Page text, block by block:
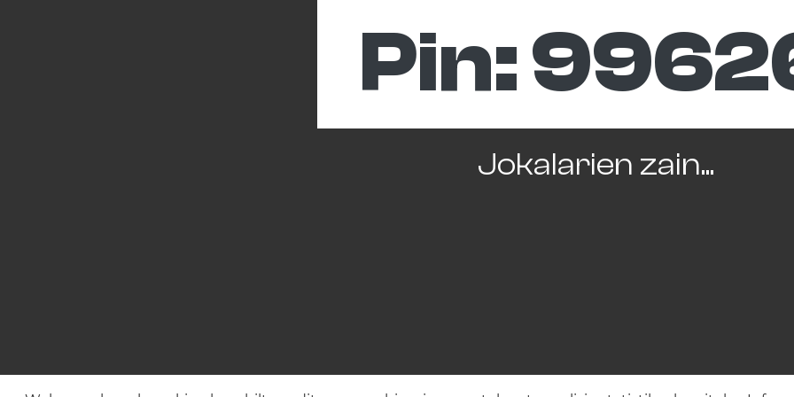
Pin:
Jokalarien zain...